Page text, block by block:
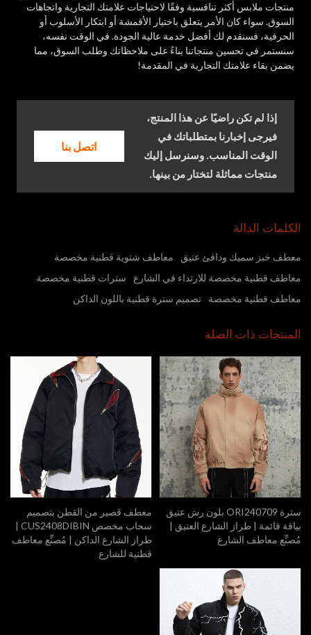
منتجات ملابس أكثر تنافسية وفقًا لاحتياجات علامتك التجارية واتجاهات
السوق. سواء كان الأمر يتعلق باختيار الأقمشة أو ابتكار الأسلوب أو
الحرفية، فسنقدم لك أفضل خدمة عالية الجودة. في الوقت نفسه،
سنستمر في تحسين منتجاتنا بناءً على ملاحظاتك وطلب السوق، مما
يضمن بقاء علامتك التجارية في المقدمة!
إذا لم تكن راضيًا عن هذا المنتج،
فيرجى إخبارنا بمتطلباتك في
الوقت المناسب. وسنرسل إليك
منتجات مماثلة لتختار من بينها.
اتصل بنا
الكلمات الدالة
معطف خبز سميك ودافئ عتيق
معاطف شتوية قطنية مخصصة
معاطف قطنية مخصصة للارتداء في الشارع
سترات قطنية مخصصة
معاطف قطنية مخصصة
تصميم سترة قطنية باللون الداكن
المنتجات ذات الصلة
سترة ORI240709 بلون رش عتيق
بياقة قائمة | طراز الشارع العتيق |
مُصنِّع معاطف الشارع
معطف قصير من القطن بتصميم
سحاب مخصص CUS2408DIBIN |
طراز الشارع الداكن | مُصنِّع معاطف
قطنية للشارع